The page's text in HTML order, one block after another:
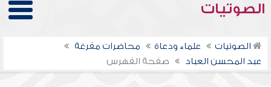
الصوتيات
الصوتيات علماء ودعاة
محاضرات مفرغة
عبد المحسن العباد
صفحة الفهرس